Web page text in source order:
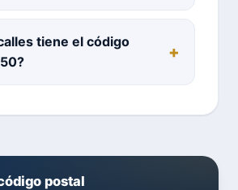
tiene el código
postal